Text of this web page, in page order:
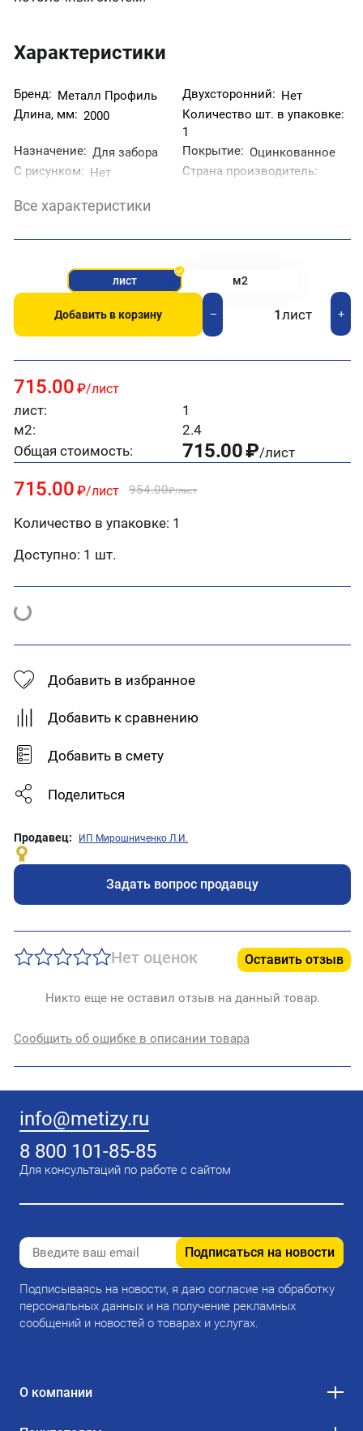
Характеристики
Бренд: Металл Профиль Двухсторонний: Нет
Длина, мм: 2000
Количество шт. в упаковке:
1
Назначение: Для забора Покрытие: Оцинкованное
С рисунком: Нет
Страна производитель:
Тип: С8
Все характеристики
лист м2
Добавить в корзину +
лист
−
715.00 ₽/лист
лист:
1
м2:
2.4
Общая стоимость:
715.00₽/лист
715.00 ₽/лист 954.00₽/лист
Количество в упаковке: 1
Доступно: 1 шт.
Добавить в избранное
Добавить к сравнению
Добавить в смету
Поделиться
Продавец: ИП Мирошниченко Л.И.
Задать вопрос продавцу
Нет оценок Оставить отзыв
Никто еще не оставил отзыв на данный товар.
Сообщить об ошибке в описании товара
info@metizy.ru
8 800 101-85-85
Для консультаций по работе с сайтом
Подписаться на новости
Подписываясь на новости, я даю согласие на обработку
персональных данных и на получение рекламных
сообщений и новостей о товарах и услугах.
О компании